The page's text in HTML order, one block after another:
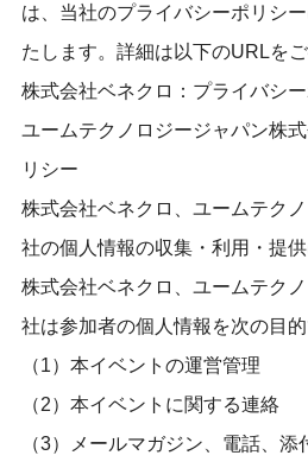
は、当社のプライバシーポリシ
たします。詳細は以下のURLをご
株式会社ベネクロ： プライバシ
ユームテクノロジージャパン株式
リシー
株式会社ベネクロ、ユームテク
社の個人情報の収集・利用・提
株式会社ベネクロ、ユームテク
社は参加者の個人情報を次の目的
（1）本イベントの運営管理
（2）本イベントに関する連絡
（3）メールマガジン、電話、